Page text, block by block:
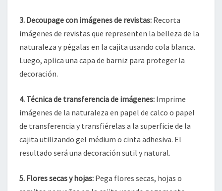
3. Decoupage con imágenes de revistas: Recorta
imágenes de revistas que representen la belleza de la
naturaleza y pégalas en la cajita usando cola blanca.
Luego, aplica una capa de barniz para proteger la
decoración.
4. Técnica de transferencia de imágenes: Imprime
imágenes de la naturaleza en papel de calco o papel
de transferencia y transfiérelas a la superficie de la
cajita utilizando gel médium o cinta adhesiva. El
resultado será una decoración sutil y natural.
5. Flores secas y hojas: Pega flores secas, hojas o